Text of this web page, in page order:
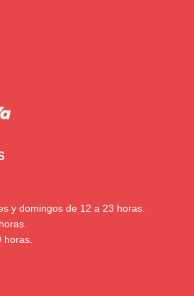
y domingos de 12 a 23 horas.
horas.